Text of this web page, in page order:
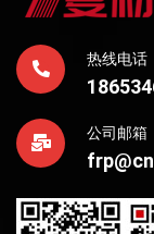
热线电话
公司邮箱